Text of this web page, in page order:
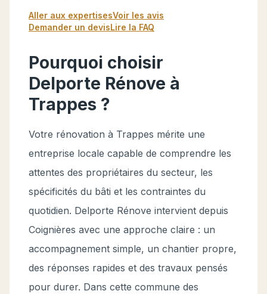
Aller aux expertisesVoir les avis
Demander un devisLire la FAQ
Pourquoi choisir
Delporte Rénove à
Trappes ?
Votre rénovation à Trappes mérite une
entreprise locale capable de comprendre les
attentes des propriétaires du secteur, les
spécificités du bâti et les contraintes du
quotidien. Delporte Rénove intervient depuis
Coignières avec une approche claire : un
accompagnement simple, un chantier propre,
des réponses rapides et des travaux pensés
pour durer. Dans cette commune des